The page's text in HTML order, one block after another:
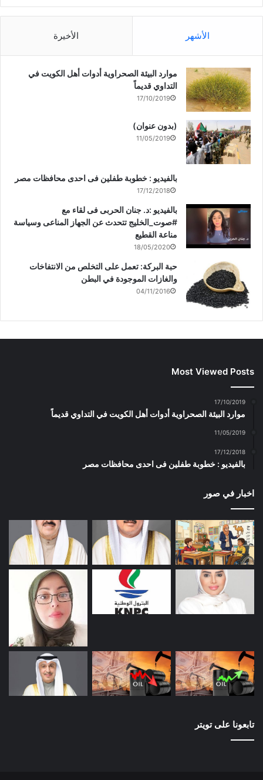
الأشهر الأخيرة
موارد البيئة الصحراوية أدوات أهل الكويت في
التداوي قديماً
17/10/2019
(بدون عنوان)
11/05/2019
بالفيديو : خطوبة طفلين فى احدى محافظات مصر
17/12/2018
بالفيديو :د. جنان الحربى فى لقاء مع
#صوت_الخليج تتحدث عن الجهاز المناعى وسياسة
مناعة القطيع
18/05/2020
حبة البركة: تعمل على التخلص من الانتفاخات
والغازات الموجودة في البطن
04/11/2016
Most Viewed Posts
17/10/2019
موارد البيئة الصحراوية أدوات أهل الكويت في التداوي قديماً
11/05/2019
17/12/2018
بالفيديو : خطوبة طفلين فى احدى محافظات مصر
اخبار في صور
تابعونا على تويتر